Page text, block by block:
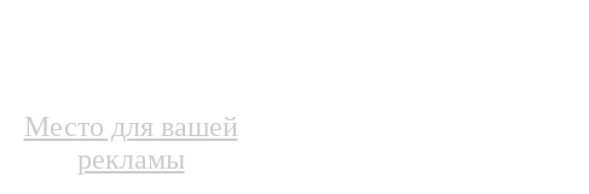
Место для вашей
рекламы